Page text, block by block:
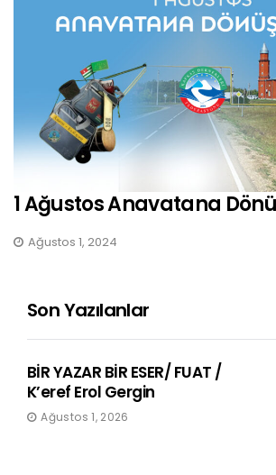
1 Ağustos Anavatana
Ağustos 1, 2024
Son Yazılanlar
BİR YAZAR BİR ESER/ FUAT /
K’eref Erol Gergin
Ağustos 1, 2026